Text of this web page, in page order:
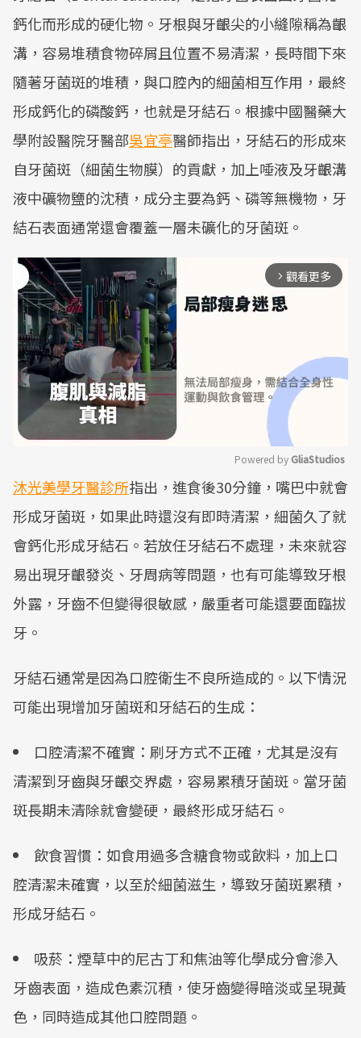
鈣化而形成的硬化物。牙根與牙齦尖的小縫隙稱為齦
溝，容易堆積食物碎屑且位置不易清潔，長時間下來
隨著牙菌斑的堆積，與口腔內的細菌相互作用，最終
形成鈣化的磷酸鈣，也就是牙結石。根據中國醫藥大
學附設醫院牙醫部吳宜亭醫師指出，牙結石的形成來
自牙菌斑（細菌生物膜）的貢獻，加上唾液及牙齦溝
液中礦物鹽的沈積，成分主要為鈣、磷等無機物，牙
結石表面通常還會覆蓋一層未礦化的牙菌斑。
arrow_forward_ios 觀看更多
Mute
Powered by GliaStudios
沐光美學牙醫診所指出，進食後30分鐘，嘴巴中就會
形成牙菌斑，如果此時還沒有即時清潔，細菌久了就
會鈣化形成牙結石。若放任牙結石不處理，未來就容
易出現牙齦發炎、牙周病等問題，也有可能導致牙根
外露，牙齒不但變得很敏感，嚴重者可能還要面臨拔
牙。
牙結石通常是因為口​​腔衛生不良所造成的。以下情況
可能出現增加牙菌斑和牙結石的生成：
口腔清潔不確實：刷牙方式不正確，尤其是沒有
清潔到牙齒與牙齦交界處，容易累積牙菌斑。當牙菌
斑長期未清除就會變硬，最終形成牙結石。
飲食習慣：如食用過多含糖食物或飲料，加上口
腔清潔未確實，以至於細菌滋生，導致牙菌斑累積，
形成牙結石。
吸菸：煙草中的尼古丁和焦油等化學成分會滲入
牙齒表面，造成色素沉積，使牙齒變得暗淡或呈現黃
色，同時造成其他口腔問題。